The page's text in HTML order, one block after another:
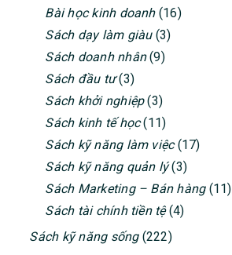
Bài học kinh doanh(16)
Sách dạy làm giàu(3)
Sách doanh nhân(9)
Sách đầu tư(3)
Sách khởi nghiệp(3)
Sách kinh tế học(11)
Sách kỹ năng làm việc(17)
Sách kỹ năng quản lý(3)
Sách Marketing – Bán hàng(11)
Sách tài chính tiền tệ(4)
Sách kỹ năng sống(222)